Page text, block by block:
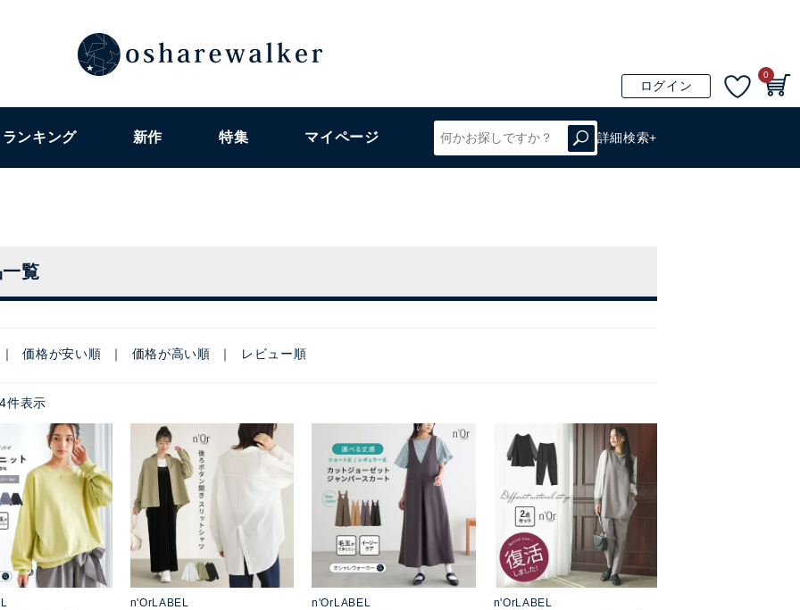
ログイン
0
ランキング 新作 特集 マイページ 詳細検索+
覧
価格が安い順 価格が高い順 レビュー順
4件表示
n'OrLABEL
n'OrLABEL
n'OrLABEL